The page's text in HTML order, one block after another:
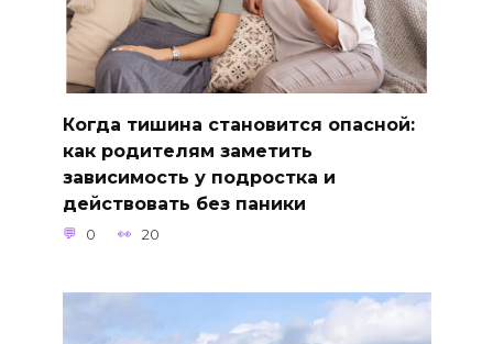
Когда тишина становится опасной:
как родителям заметить
зависимость у подростка и
действовать без паники
0 20